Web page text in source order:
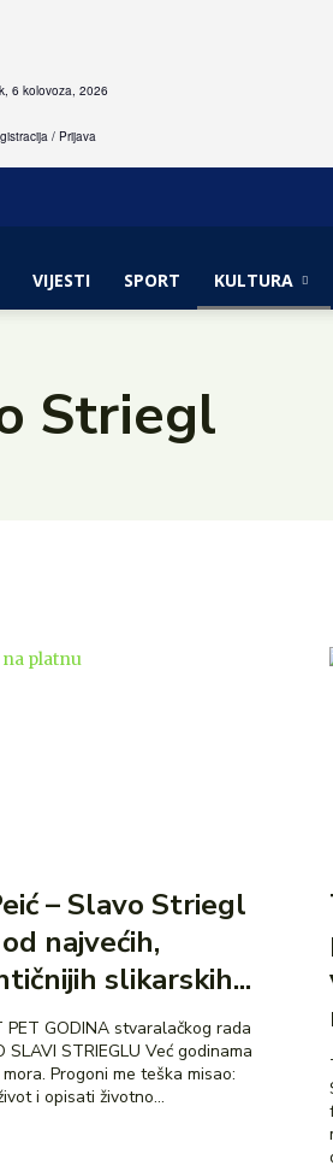
6 kolovoza, 2026
/ Prijava
VIJESTI SPORT KULTURA
Striegl
– Slavo Striegl
najvećih,
slikarskih...
STRIEGLU Već godinama
Progoni me teška misao:
i opisati životno...